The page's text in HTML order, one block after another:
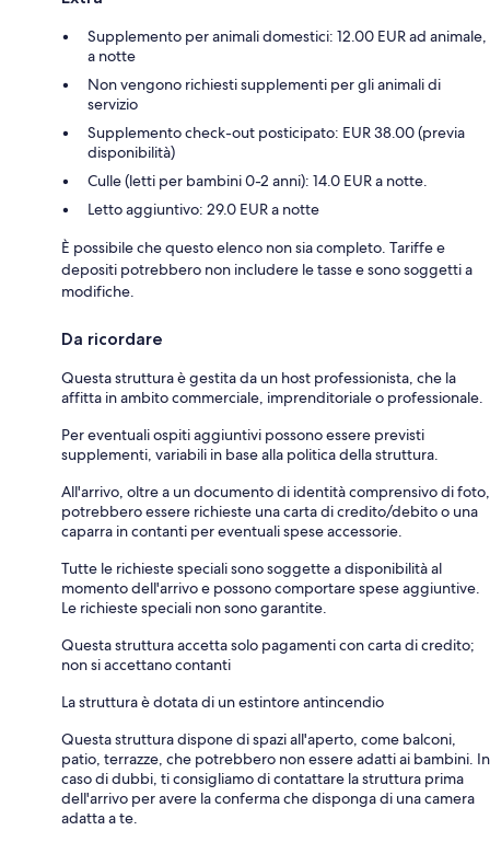
Supplemento per animali domestici: 12.00 EUR ad animale,
a notte
Non vengono richiesti supplementi per gli animali di
servizio
Supplemento check-out posticipato: EUR 38.00 (previa
disponibilità)
Culle (letti per bambini 0-2 anni): 14.0 EUR a notte.
Letto aggiuntivo: 29.0 EUR a notte
È possibile che questo elenco non sia completo. Tariffe e
depositi potrebbero non includere le tasse e sono soggetti a
modifiche.
Da ricordare
Questa struttura è gestita da un host professionista, che la
affitta in ambito commerciale, imprenditoriale o professionale.
Per eventuali ospiti aggiuntivi possono essere previsti
supplementi, variabili in base alla politica della struttura.
All'arrivo, oltre a un documento di identità comprensivo di foto,
potrebbero essere richieste una carta di credito/debito o una
caparra in contanti per eventuali spese accessorie.
Tutte le richieste speciali sono soggette a disponibilità al
momento dell'arrivo e possono comportare spese aggiuntive.
Le richieste speciali non sono garantite.
Questa struttura accetta solo pagamenti con carta di credito;
non si accettano contanti
La struttura è dotata di un estintore antincendio
Questa struttura dispone di spazi all'aperto, come balconi,
patio, terrazze, che potrebbero non essere adatti ai bambini. In
caso di dubbi, ti consigliamo di contattare la struttura prima
dell'arrivo per avere la conferma che disponga di una camera
adatta a te.